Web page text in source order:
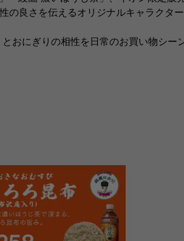
良さを伝えるオリジナルキャラクタ
にぎりの相性を日常のお買い物シー